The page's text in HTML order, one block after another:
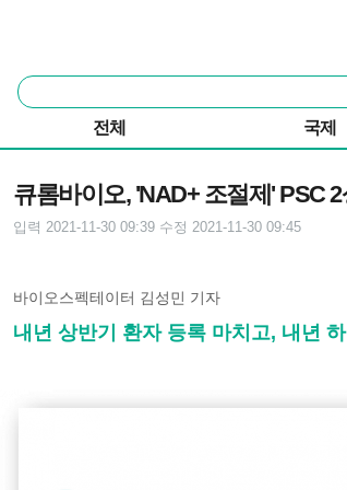
통
합
색
전체 국제
큐롬바이오, 'NAD+ 조절제' PSC
입력 2021-11-30 09:39 수정 2021-11-30 09:45
바이오스펙테이터 김성민 기자
내년 상반기 환자 등록 마치고, 내년